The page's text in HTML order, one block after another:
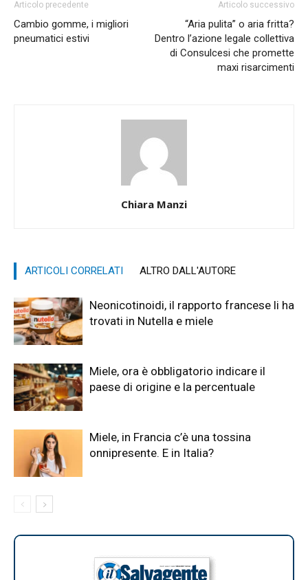
Articolo precedente
Cambio gomme, i migliori
pneumatici estivi
Articolo successivo
“Aria pulita” o aria fritta?
Dentro l’azione legale collettiva
di Consulcesi che promette
maxi risarcimenti
Chiara Manzi
ARTICOLI CORRELATI ALTRO DALL'AUTORE
Neonicotinoidi, il rapporto francese li ha
trovati in Nutella e miele
Miele, ora è obbligatorio indicare il
paese di origine e la percentuale
Miele, in Francia c’è una tossina
onnipresente. E in Italia?